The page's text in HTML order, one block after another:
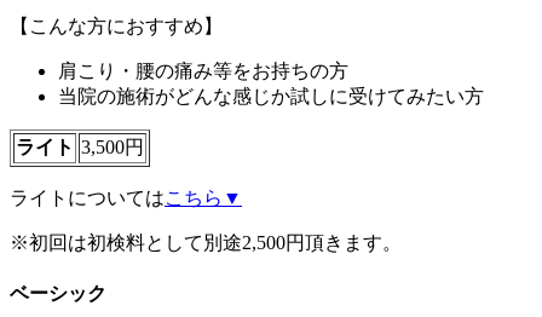
【こんな方におすすめ】
肩こり・腰の痛み等をお持ちの方
当院の施術がどんな感じか試しに受けてみたい方
ライト 3,500円
ライトについてはこちら▼
※初回は初検料として別途2,500円頂きます。
ベーシック